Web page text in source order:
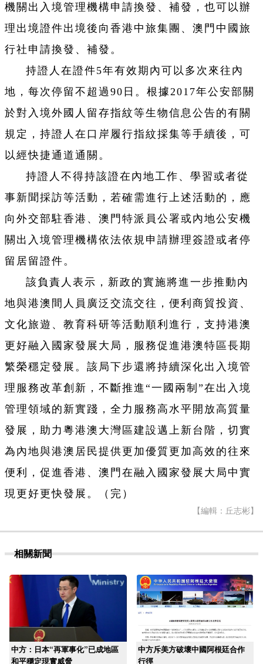
機關出入境管理機構申請換發、補發，也可以辦
理出境證件出境後向香港中旅集團、澳門中國旅
行社申請換發、補發。
持證人在證件5年有效期內可以多次來往內
地，每次停留不超過90日。根據2017年公安部關
於對入境外國人留存指紋等生物信息公告的有關
規定，持證人在口岸履行指紋採集等手續後，可
以經快捷通道通關。
持證人不得持該證在內地工作、學習或者從
事新聞採訪等活動，若確需進行上述活動的，應
向外交部駐香港、澳門特派員公署或內地公安機
關出入境管理機構依法依規申請辦理簽證或者停
留居留證件。
該負責人表示，新政的實施將進一步推動內
地與港澳間人員廣泛交流交往，便利商貿投資、
文化旅遊、教育科研等活動順利進行，支持港澳
更好融入國家發展大局，服務促進港澳特區長期
繁榮穩定發展。該局下步還將持續深化出入境管
理服務改革創新，不斷推進“一國兩制”在出入境
管理領域的新實踐，全力服務高水平開放高質量
發展，助力粵港澳大灣區建設邁上新台階，切實
為內地與港澳居民提供更加優質更加高效的往來
便利，促進香港、澳門在融入國家發展大局中實
現更好更快發展。（完）
【編輯：丘志彬】
相關新聞
中方：日本“再軍事化”已成地區
和平穩定現實威脅
中方斥美方破壞中國阿根廷合作
行徑